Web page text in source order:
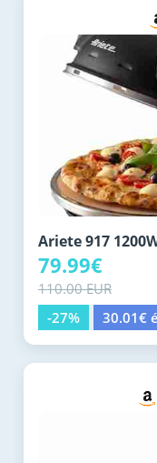
Ariete 917
79.99€
110.00 EUR
-27%
30.01€